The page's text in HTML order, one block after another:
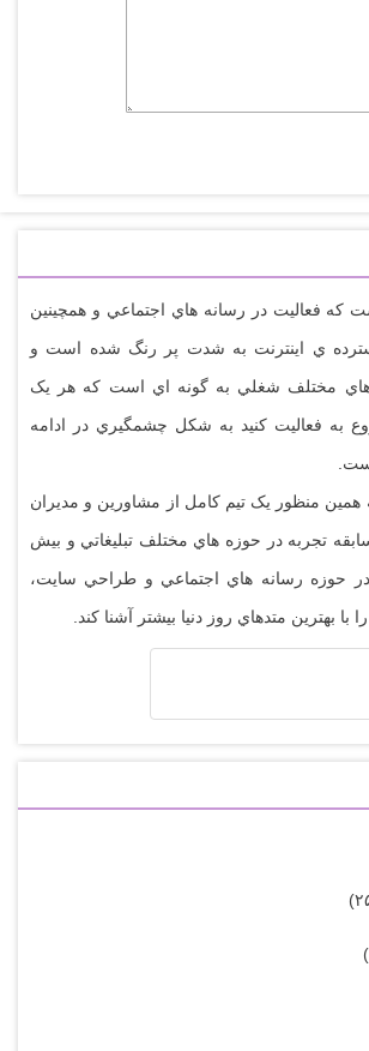
که فعاليت در رسانه هاي اجتماعي و همچينين
ي اينترنت به شدت پر رنگ شده است و
هاي مختلف شغلي به گونه اي است که هر يک
به فعاليت کنيد به شکل چشمگيري در ادامه
منظور يک تيم کامل از مشاورين و مديران
45 سال سابقه تجربه در حوزه هاي مختلف تبليغاتي و بيش
حوزه رسانه هاي اجتماعي و طراحي سايت،
بهترين متدهاي روز دنيا بيشتر آشنا کند.